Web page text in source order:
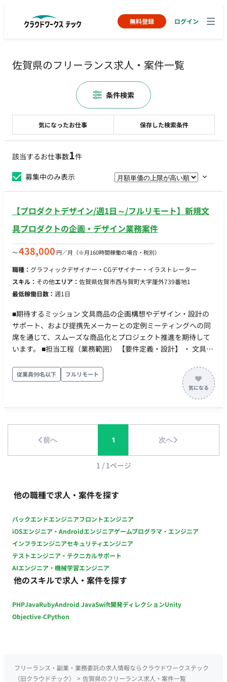
無料登録 ログイン
佐賀県のフリーランス求人・案件一覧
該当するお仕事数1件
募集中のみ表示
【プロダクトデザイン/週1日～/フルリモート】新規文
具プロダクトの企画・デザイン業務案件
〜438,000 円／月 （※月160時間稼働の場合・税別）
職種： グラフィックデザイナー・CGデザイナー・イラストレーター
スキル： その他エリア： 佐賀県佐賀市西与賀町大字厘外739番地1
最低稼働日数： 週1日
■期待するミッション 文具商品の企画構想やデザイン・設計の
サポート、および提携先メーカーとの定例ミーティングへの同
席を通じて、スムーズな商品化とプロジェクト推進を期待して
います。 ■担当工程（業務範囲） 【要件定義・設計】 ・ 文具プ
勝手・感覚を考慮したアドバイスおよび提案 ・ 海外提携先メー
カーとのオンラインミーティングへの同席（月1回程度、朝一ま
引先とのオンライン商談に同席し、専門的な観点からサポート
ート稼働：フルリモート ・ フレックス稼働：可能
従業員99名以下 フルリモート
前へ 1 次へ
1 / 1ページ
他の職種で求人・案件を探す
バックエンドエンジニアフロントエンジニア
iOSエンジニア・Androidエンジニアゲームプログラマ・エンジニア
インフラエンジニアセキュリティエンジニア
テストエンジニア・テクニカルサポート
AIエンジニア・機械学習エンジニア
他のスキルで求人・案件を探す
PHPJavaRubyAndroid JavaSwift開発ディレクションUnity
Objective-CPython
気になったお仕事 保存した検索条件
条件検索
フリーランス・副業・業務委託の求人情報ならクラウドワークステック
（旧クラウドテック）
> 佐賀県のフリーランス求人・案件一覧